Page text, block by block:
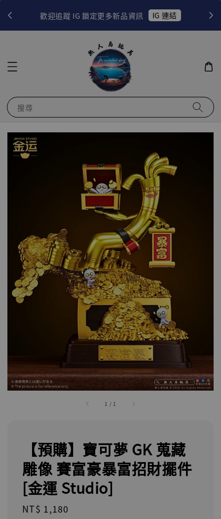
歡迎追蹤 IG 鎖定更多新品資訊 IG 連結
搜尋
1 / 1
【預購】寶可夢 GK 蒐藏
雕像 賽富豪暴富招財擺件
[金運 Studio]
Regular
NT$ 1,180